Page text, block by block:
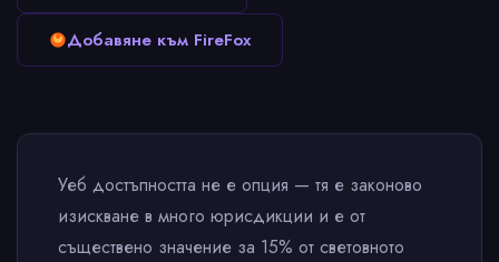
Добавяне към FireFox
Уеб достъпността не е опция — тя е законово
изискване в много юрисдикции и е от
съществено значение за 15% от световното